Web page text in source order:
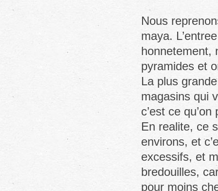
Nous
maya.
honnetement,
pyramides et
La plus
magasins qui
c’est ce qu’on
En realite, ce
environs, et
excessifs, et
bredouilles,
pour moins